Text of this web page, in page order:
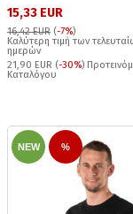
15,33 EUR
16,42 EUR (-7%)
Καλύτερη τιμή των
ημερών
21,90 EUR (-30%)
Καταλόγου
NEW %